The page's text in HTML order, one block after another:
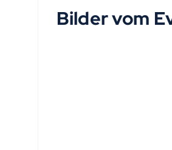
Bilder vom